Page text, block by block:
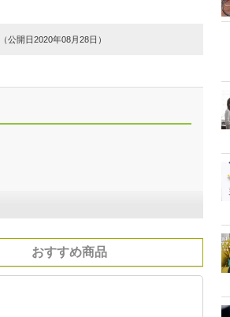
公開日2020年08月28日）
おすすめ商品